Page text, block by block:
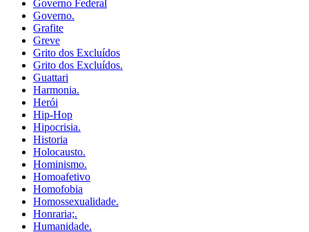
Governo Federal
Governo.
Grafite
Greve
Grito dos Excluídos
Grito dos Excluídos.
Guattari
Harmonia.
Herói
Hip-Hop
Hipocrisia.
Historia
Holocausto.
Hominismo.
Homoafetivo
Homofobia
Homossexualidade.
Honraria;.
Humanidade.